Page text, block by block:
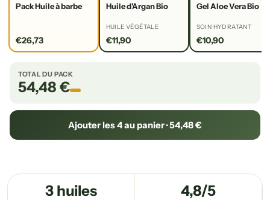
Pack Huile à barbe
€26,73
Huile d'Argan Bio
HUILE VÉGÉTALE
€11,90
Gel Aloe Vera Bio
SOIN HYDRATANT
€10,90
TOTAL DU PACK
54,48 €
Ajouter les 4 au panier · 54,48 €
3 huiles 4,8/5